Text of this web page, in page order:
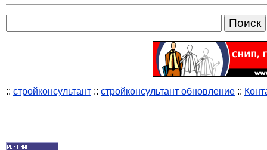
:: стройконсультант :: стройконсультант обновление ::